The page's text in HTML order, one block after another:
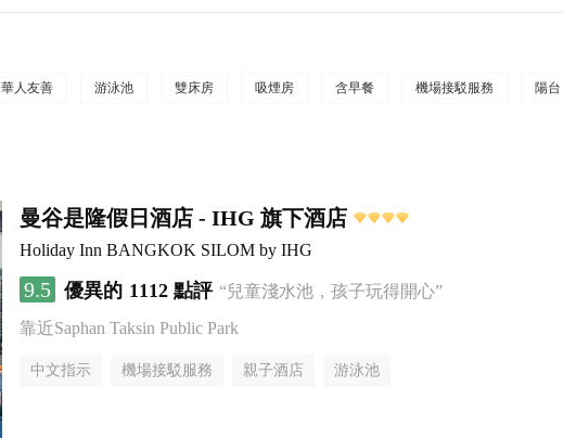
華人友善 游泳池 雙床房 吸煙房 含早餐 機場接駁服務 陽台
曼谷是隆假日酒店 - IHG 旗下酒店
Holiday Inn BANGKOK SILOM by IHG
9.5 優異的 1112 點評 “兒童淺水池，孩子玩得開心”
靠近Saphan Taksin Public Park
中文指示 機場接駁服務 親子酒店 游泳池